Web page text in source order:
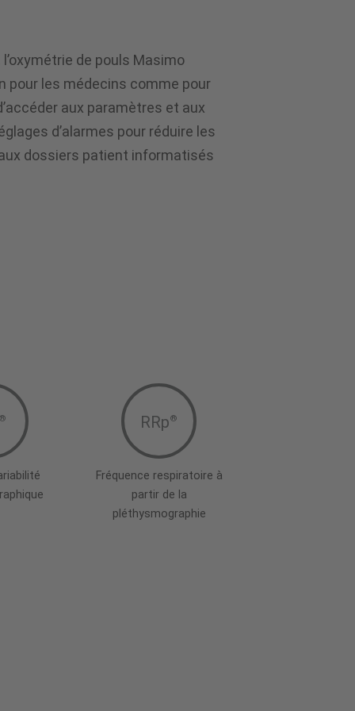
de pouls Masimo
pour les médecins comme pour
aux paramètres et aux
d’alarmes pour réduire les
dossiers patient informatisés
RRp®
Fréquence respiratoire à
partir de la
pléthysmographie